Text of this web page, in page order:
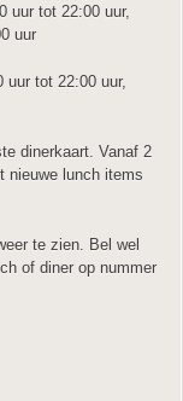
uur tot 22:00 uur,
uur
tot 22:00 uur,
dinerkaart. Vanaf 2
nieuwe lunch items
te zien. Bel wel
of diner op nummer